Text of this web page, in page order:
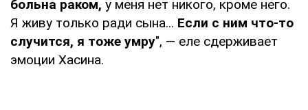
больна раком, у меня нет никого, кроме него.
Я живу только ради сына... Если с ним что-то
случится, я тоже умру", — еле сдерживает
эмоции Хасина.